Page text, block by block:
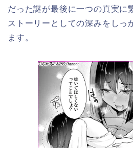
だった謎が最後に一つの真実に
ストーリーとしての深みをしっ
ます。